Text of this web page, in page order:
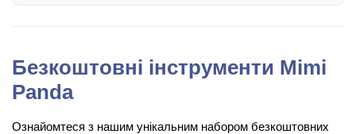
Безкоштовні інструменти Mimi
Panda
Ознайомтеся з нашим унікальним набором безкоштовних